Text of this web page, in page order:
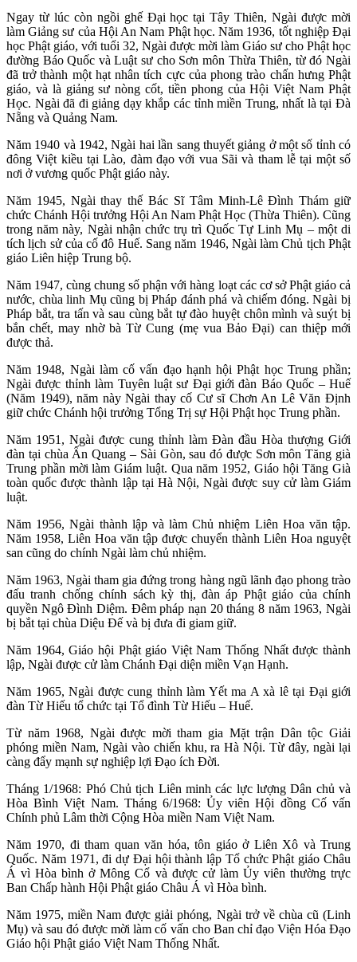
Ngay từ lúc còn ngồi ghế Đại học tại Tây Thiên, Ngài được mời
làm Giảng sư của Hội An Nam Phật học. Năm 1936, tốt nghiệp Đại
học Phật giáo, với tuổi 32, Ngài được mời làm Giáo sư cho Phật học
đường Báo Quốc và Luật sư cho Sơn môn Thừa Thiên, từ đó Ngài
đã trở thành một hạt nhân tích cực của phong trào chấn hưng Phật
giáo, và là giảng sư nòng cốt, tiền phong của Hội Việt Nam Phật
Học. Ngài đã đi giảng dạy khắp các tỉnh miền Trung, nhất là tại Đà
Nẵng và Quảng Nam.
Năm 1940 và 1942, Ngài hai lần sang thuyết giảng ở một số tỉnh có
đông Việt kiều tại Lào, đàm đạo với vua Sãi và tham lễ tại một số
nơi ở vương quốc Phật giáo này.
Năm 1945, Ngài thay thế Bác Sĩ Tâm Minh-Lê Đình Thám giữ
chức Chánh Hội trưởng Hội An Nam Phật Học (Thừa Thiên). Cũng
trong năm này, Ngài nhận chức trụ trì Quốc Tự Linh Mụ – một di
tích lịch sử của cố đô Huế. Sang năm 1946, Ngài làm Chủ tịch Phật
giáo Liên hiệp Trung bộ.
Năm 1947, cùng chung số phận với hàng loạt các cơ sở Phật giáo cả
nước, chùa linh Mụ cũng bị Pháp đánh phá và chiếm đóng. Ngài bị
Pháp bắt, tra tấn và sau cùng bắt tự đào huyệt chôn mình và suýt bị
bắn chết, may nhờ bà Từ Cung (mẹ vua Bảo Đại) can thiệp mới
được thả.
Năm 1948, Ngài làm cố vấn đạo hạnh hội Phật học Trung phần;
Ngài được thỉnh làm Tuyên luật sư Đại giới đàn Báo Quốc – Huế
(Năm 1949), năm này Ngài thay cố Cư sĩ Chơn An Lê Văn Định
giữ chức Chánh hội trưởng Tổng Trị sự Hội Phật học Trung phần.
Năm 1951, Ngài được cung thỉnh làm Đàn đầu Hòa thượng Giới
đàn tại chùa Ấn Quang – Sài Gòn, sau đó được Sơn môn Tăng già
Trung phần mời làm Giám luật. Qua năm 1952, Giáo hội Tăng Già
toàn quốc được thành lập tại Hà Nội, Ngài được suy cử làm Giám
luật.
Năm 1956, Ngài thành lập và làm Chủ nhiệm Liên Hoa văn tập.
Năm 1958, Liên Hoa văn tập được chuyển thành Liên Hoa nguyệt
san cũng do chính Ngài làm chủ nhiệm.
Năm 1963, Ngài tham gia đứng trong hàng ngũ lãnh đạo phong trào
đấu tranh chống chính sách kỳ thị, đàn áp Phật giáo của chính
quyền Ngô Đình Diệm. Đêm pháp nạn 20 tháng 8 năm 1963, Ngài
bị bắt tại chùa Diệu Đế và bị đưa đi giam giữ.
Năm 1964, Giáo hội Phật giáo Việt Nam Thống Nhất được thành
lập, Ngài được cử làm Chánh Đại diện miền Vạn Hạnh.
Năm 1965, Ngài được cung thỉnh làm Yết ma A xà lê tại Đại giới
đàn Từ Hiếu tổ chức tại Tổ đình Từ Hiếu – Huế.
Từ năm 1968, Ngài được mời tham gia Mặt trận Dân tộc Giải
phóng miền Nam, Ngài vào chiến khu, ra Hà Nội. Từ đây, ngài lại
càng đẩy mạnh sự nghiệp lợi Đạo ích Đời.
Tháng 1/1968: Phó Chủ tịch Liên minh các lực lượng Dân chủ và
Hòa Bình Việt Nam. Tháng 6/1968: Ủy viên Hội đồng Cố vấn
Chính phủ Lâm thời Cộng Hòa miền Nam Việt Nam.
Năm 1970, đi tham quan văn hóa, tôn giáo ở Liên Xô và Trung
Quốc. Năm 1971, đi dự Đại hội thành lập Tổ chức Phật giáo Châu
Á vì Hòa bình ở Mông Cổ và được cử làm Ủy viên thường trực
Ban Chấp hành Hội Phật giáo Châu Á vì Hòa bình.
Năm 1975, miền Nam được giải phóng, Ngài trở về chùa cũ (Linh
Mụ) và sau đó được mời làm cố vấn cho Ban chỉ đạo Viện Hóa Đạo
Giáo hội Phật giáo Việt Nam Thống Nhất.